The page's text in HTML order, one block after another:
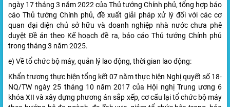
ngày 17 tháng 3 năm 2022 của Thủ tướng Chính phủ, tổng hợp báo
cáo Thủ tướng Chính phủ, đề xuất giải pháp xử lý đối với các cơ
quan đại diện chủ sở hữu và doanh nghiệp nhà nước chưa phê
duyệt Đề án theo Kế hoạch đề ra, báo cáo Thủ tướng Chính phủ
trong tháng 3 năm 2025.
e) Về tổ chức bộ máy, quản lý lao động, thời gian lao động:
Khẩn trương thực hiện tổng kết 07 năm thực hiện Nghị quyết số 18-
NQ/TW ngày 25 tháng 10 năm 2017 của Hội nghị Trung ương 6
khóa XII và xây dựng phương án sắp xếp, cơ cấu lại tổ chức bộ máy